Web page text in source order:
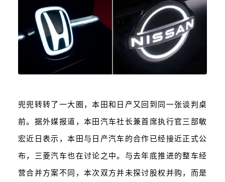
兜兜转转了一大圈，本田和日产又回到同一张谈判桌
前。据外媒报道，本田汽车社长兼首席执行官三部敏
宏近日表示，本田与日产汽车的合作已经接近正式公
布，三菱汽车也在讨论之中。与去年底推进的整车经
营合并方案不同，本次双方并未探讨股权并购，而是